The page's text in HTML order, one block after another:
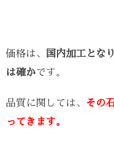
価格は、
国内加工とな
は確かです。
品質に関しては、
その
ってきます。